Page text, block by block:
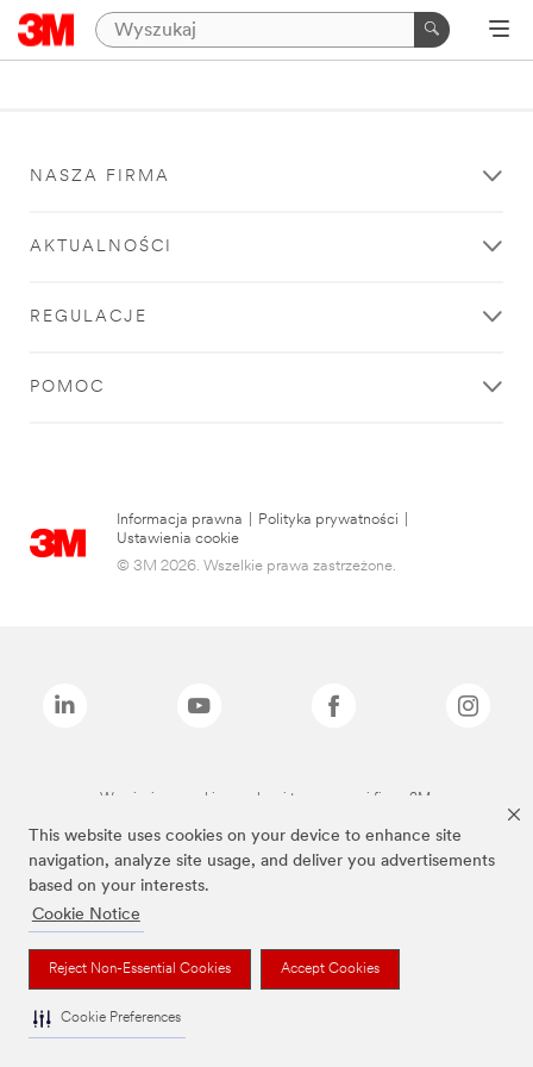
This website uses cookies on your device to enhance site
navigation, analyze site usage, and deliver you advertisements
based on your interests.
Cookie Notice
Reject Non-Essential Cookies Accept Cookies
Cookie Preferences
NASZA FIRMA
AKTUALNOŚCI
REGULACJE
POMOC
Informacja prawna Polityka prywatności
Ustawienia cookie
© 3M 2026. Wszelkie prawa zastrzeżone.
Wymienione marki są znakami towarowymi firmy 3M.